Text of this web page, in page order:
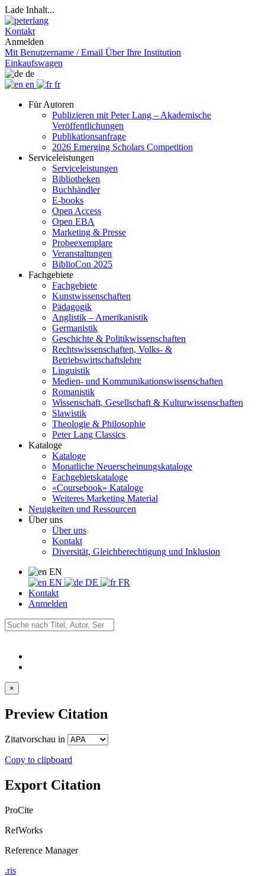
Lade Inhalt...
Kontakt
Anmelden
Mit Benutzername / Email Über Ihre Institution
Einkaufswagen
de
en
fr
Für Autoren
Publizieren mit Peter Lang – Akademische
Veröffentlichungen
Publikationsanfrage
2026 Emerging Scholars Competition
Serviceleistungen
Serviceleistungen
Bibliotheken
Buchhändler
E-books
Open Access
Open EBA
Marketing & Presse
Probeexemplare
Veranstaltungen
BiblioCon 2025
Fachgebiete
Fachgebiete
Kunstwissenschaften
Pädagogik
Anglistik – Amerikanistik
Germanistik
Geschichte & Politikwissenschaften
Rechtswissenschaften, Volks- &
Betriebswirtschaftslehre
Linguistik
Medien- und Kommunikationswissenschaften
Romanistik
Wissenschaft, Gesellschaft & Kulturwissenschaften
Slawistik
Theologie & Philosophie
Peter Lang Classics
Kataloge
Kataloge
Monatliche Neuerscheinungskataloge
Fachgebietskataloge
«Coursebook» Kataloge
Weiteres Marketing Material
Neuigkeiten und Ressourcen
Über uns
Über uns
Kontakt
Diversität, Gleichberechtigung und Inklusion
EN
EN
DE
FR
Kontakt
Anmelden
×
Preview Citation
Zitatvorschau in
Copy to clipboard
Export Citation
ProCite
RefWorks
Reference Manager
.ris